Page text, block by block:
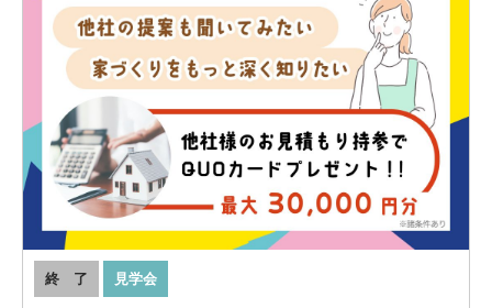
終 了 見学会